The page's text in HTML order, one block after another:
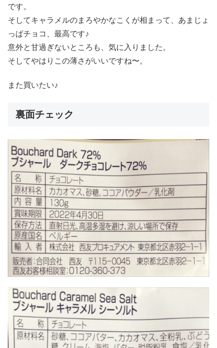
です。
そしてキャラメルのまろやかなこくが相まって、あまじょ
っぱチョコ、最高です♪
意外と甘過ぎないところも、気に入りました。
そしてやはりこの薄さがいいですね〜。
また買いたい♪
裏面チェック